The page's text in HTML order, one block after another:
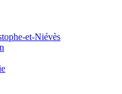
et-Niévès